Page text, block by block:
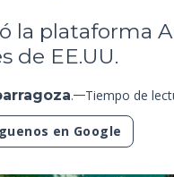
la plataforma
de EE.UU.
. Tiempo de
en Google